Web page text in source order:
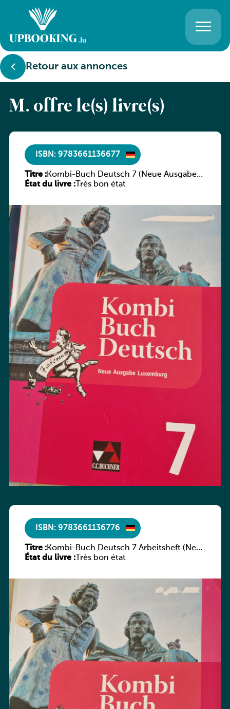
Retour aux annonces
M. offre le(s) livre(s)
ISBN: 9783661136677
Titre :Kombi-Buch Deutsch 7 (Neue Ausgabe
Luxemburg)
État du livre :Très bon état
ISBN: 9783661136776
Titre :Kombi-Buch Deutsch 7 Arbeitsheft (Neue
Ausgabe Luxemburg)
État du livre :Très bon état